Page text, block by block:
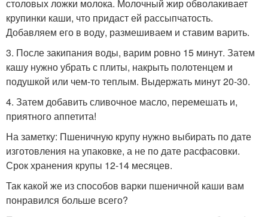
столовых ложки молока. Молочный жир обволакивает
крупинки каши, что придаст ей рассыпчатость.
Добавляем его в воду, размешиваем и ставим варить.
3. После закипания воды, варим ровно 15 минут. Затем
кашу нужно убрать с плиты, накрыть полотенцем и
подушкой или чем-то теплым. Выдержать минут 20-30.
4. Затем добавить сливочное масло, перемешать и,
приятного аппетита!
На заметку: Пшеничную крупу нужно выбирать по дате
изготовления на упаковке, а не по дате расфасовки.
Срок хранения крупы 12-14 месяцев.
Так какой же из способов варки пшеничной каши вам
понравился больше всего?